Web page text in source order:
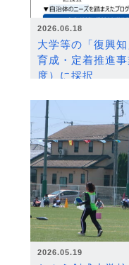
2026.06.18
大学等の「復興
育成・定着推進
度）に採択
2026.05.19